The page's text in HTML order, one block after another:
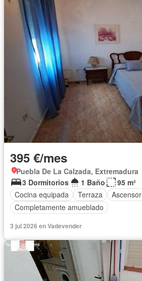
395 €/mes
Puebla De La Calzada, Extremadura
3 Dormitorios
1 Baño
95 m²
Cocina equipada
Terraza
Ascensor
Completamente amueblado
3 jul 2026 en Vadevender